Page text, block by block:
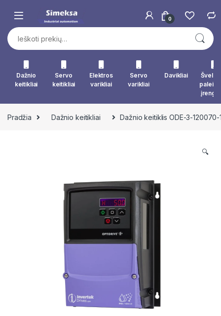
0
Ieškoti:
Dažnio
keitikliai
Servo
keitikliai
Elektros
varikliai
Servo
varikliai
Davikliai
Pradžia Dažnio keitikliai Dažnio keitiklis ODE-3-120070-
🔍